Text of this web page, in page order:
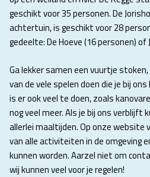
geschikt voor 35 personen. De
achtertuin, is geschikt voor 28
gedeelte: De Hoeve (16 personen) of
Ga lekker samen een vuurtje
van de vele spelen doen die je bij
is er ook veel te doen, zoals
nog veel meer. Als je bij ons verblijft
allerlei maaltijden. Op onze website
van alle activiteiten in de omgeving
kunnen worden. Aarzel niet om
wij kunnen veel voor je regelen!